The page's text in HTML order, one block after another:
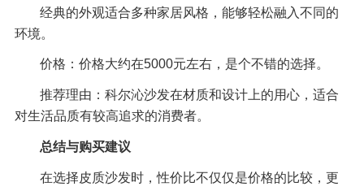
经典的外观适合多种家居风格，能够轻松融入不同的
环境。
价格：价格大约在5000元左右，是个不错的选择。
推荐理由：科尔沁沙发在材质和设计上的用心，适合
对生活品质有较高追求的消费者。
总结与购买建议
在选择皮质沙发时，性价比不仅仅是价格的比较，更